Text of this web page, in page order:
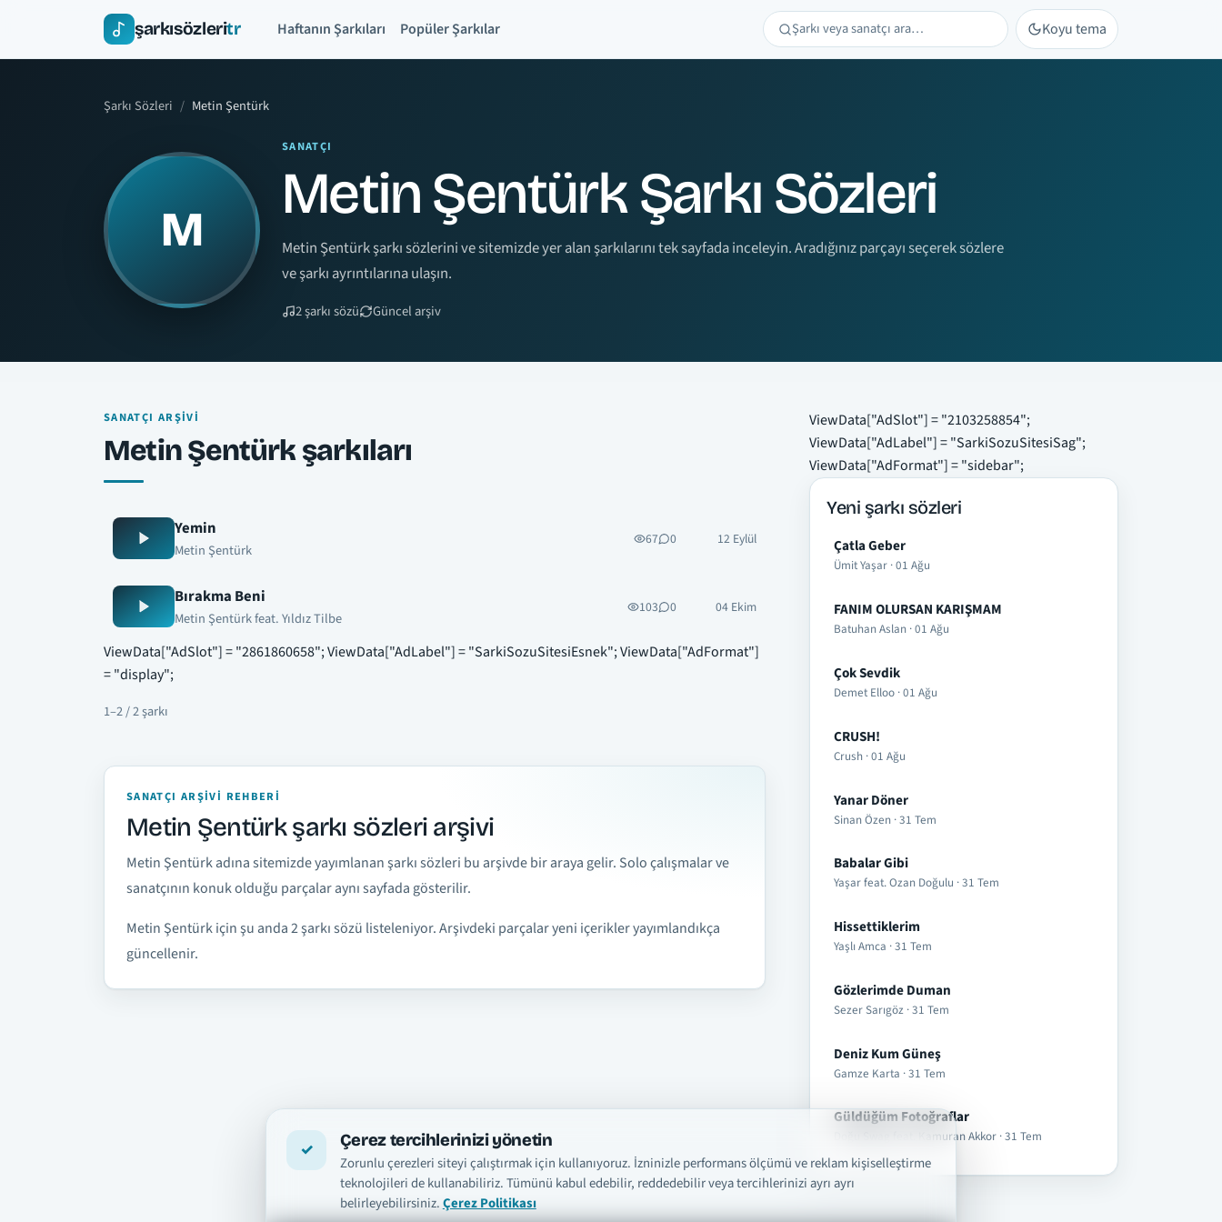
Çerez tercihlerinizi yönetin
Zorunlu çerezleri siteyi çalıştırmak için kullanıyoruz. İzninizle performans ölçümü ve reklam kişiselleştirme
teknolojileri de kullanabiliriz. Tümünü kabul edebilir, reddedebilir veya tercihlerinizi ayrı ayrı
belirleyebilirsiniz.Çerez Politikası
şarkısözleritr Haftanın Şarkıları Popüler Şarkılar Şarkı veya sanatçı ara
Ara Koyu tema
Şarkı Sözleri Metin Şentürk
M
SANATÇI
Metin Şentürk Şarkı Sözleri
Metin Şentürk şarkı sözlerini ve sitemizde yer alan şarkılarını tek sayfada inceleyin. Aradığınız parçayı seçerek sözlere
ve şarkı ayrıntılarına ulaşın.
2 şarkı sözü Güncel arşiv
SANATÇI ARŞIVI
Metin Şentürk şarkıları
Yemin
Metin Şentürk
67 0 12 Eylül
Bırakma Beni
Metin Şentürk feat. Yıldız Tilbe
103 0 04 Ekim
ViewData["AdSlot"] = "2861860658"; ViewData["AdLabel"] = "SarkiSozuSitesiEsnek"; ViewData["AdFormat"]
= "display";
1–2 / 2 şarkı
SANATÇI ARŞIVI REHBERI
Metin Şentürk şarkı sözleri arşivi
Metin Şentürk adına sitemizde yayımlanan şarkı sözleri bu arşivde bir araya gelir. Solo çalışmalar ve
sanatçının konuk olduğu parçalar aynı sayfada gösterilir.
Metin Şentürk için şu anda 2 şarkı sözü listeleniyor. Arşivdeki parçalar yeni içerikler yayımlandıkça
güncellenir.
ViewData["AdSlot"] = "2103258854";
ViewData["AdLabel"] = "SarkiSozuSitesiSag";
ViewData["AdFormat"] = "sidebar";
Yeni şarkı sözleri
Çatla Geber
Ümit Yaşar · 01 Ağu
FANIM OLURSAN KARIŞMAM
Batuhan Aslan · 01 Ağu
Çok Sevdik
Demet Elloo · 01 Ağu
CRUSH!
Crush · 01 Ağu
Yanar Döner
Sinan Özen · 31 Tem
Babalar Gibi
Yaşar feat. Ozan Doğulu · 31 Tem
Hissettiklerim
Yaşlı Amca · 31 Tem
Gözlerimde Duman
Sezer Sarıgöz · 31 Tem
Deniz Kum Güneş
Gamze Karta · 31 Tem
Güldüğüm Fotoğraflar
Doğu Swag feat. Kamuran Akkor · 31 Tem